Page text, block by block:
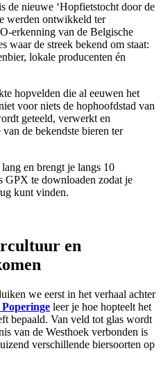
de nieuwe ‘Hopfietstocht door de
werden ontwikkeld ter
erkenning van de Belgische
waar de streek bekend om staat:
lokale producenten én
hopvelden die al eeuwen het
voor niets de hophoofdstad van
geteeld, verwerkt en
de bekendste bieren ter
en brengt je langs 10
GPX te downloaden zodat je
kunt vinden.
en
we eerst in het verhaal achter
leer je hoe hopteelt het
bepaald. Van veld tot glas wordt
van de Westhoek verbonden is
verschillende biersoorten op